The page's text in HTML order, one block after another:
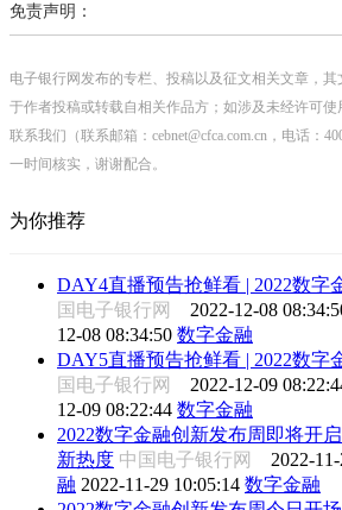
免责声明：
电子银行网发布的专栏、投稿以及征文相关文章，
于作者投稿或转载自相关作品方；如涉及未经许可
联系我们（联系邮箱：cebnet@cfca.com.cn，电话：
一时间核实，谢谢配合。
为你推荐
DAY4直播预告抢鲜看 | 2022数字
国电子银行网 2022-12-08
12-08 08:34:50 数字金融
DAY5直播预告抢鲜看 | 2022数字
国电子银行网 2022-12-09
12-09 08:22:44 数字金融
2022数字金融创新发布周即将开
新热度 中国电子银行网 2022-
融 2022-11-29 10:05:14 数字金融